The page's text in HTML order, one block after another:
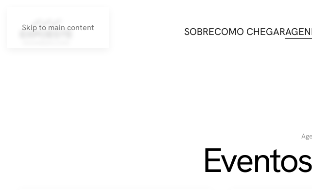
Skip to main content SOBRECOMO CHEGAR